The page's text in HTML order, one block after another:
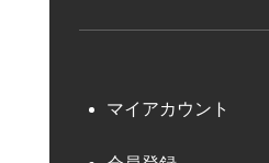
マイアカウント